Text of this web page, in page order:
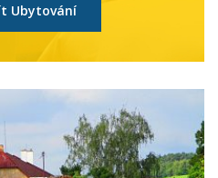
Ubytování